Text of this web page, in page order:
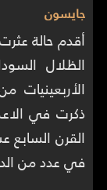
جايسون
أقدم حالة
الظلال
الأربعينيات
ذكرت في
القرن السابع
في عدد من